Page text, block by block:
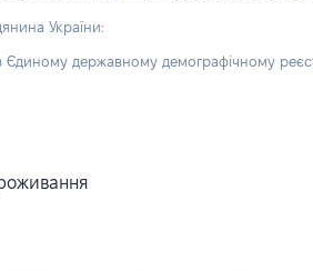
України:
Єдиному державному демографічному